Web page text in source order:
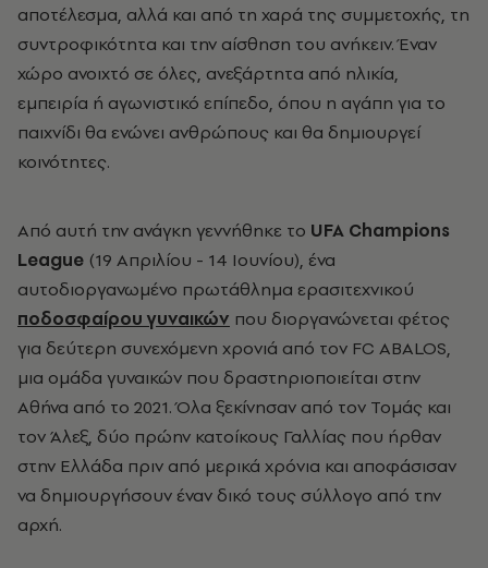
αποτέλεσμα, αλλά και από τη χαρά της συμμετοχής, τη
συντροφικότητα και την αίσθηση του ανήκειν. Έναν
χώρο ανοιχτό σε όλες, ανεξάρτητα από ηλικία,
εμπειρία ή αγωνιστικό επίπεδο, όπου η αγάπη για το
παιχνίδι θα ενώνει ανθρώπους και θα δημιουργεί
κοινότητες.
Από αυτή την ανάγκη γεννήθηκε το UFA Champions
League (19 Απριλίου - 14 Ιουνίου), ένα
αυτοδιοργανωμένο πρωτάθλημα ερασιτεχνικού
ποδοσφαίρου γυναικών που διοργανώνεται φέτος
για δεύτερη συνεχόμενη χρονιά από τον FC ABALOS,
μια ομάδα γυναικών που δραστηριοποιείται στην
Αθήνα από το 2021. Όλα ξεκίνησαν από τον Τομάς και
τον Άλεξ, δύο πρώην κατοίκους Γαλλίας που ήρθαν
στην Ελλάδα πριν από μερικά χρόνια και αποφάσισαν
να δημιουργήσουν έναν δικό τους σύλλογο από την
αρχή.